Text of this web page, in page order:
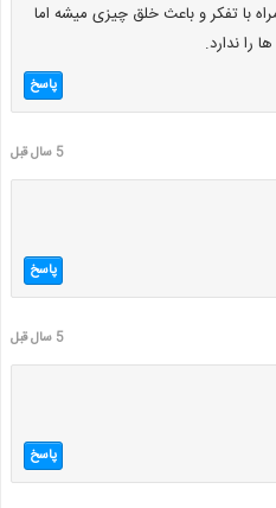
با تفکر و باعث خلق چیزی میشه اما
را ندارد.
پاسخ
5 سال قبل
پاسخ
5 سال قبل
پاسخ